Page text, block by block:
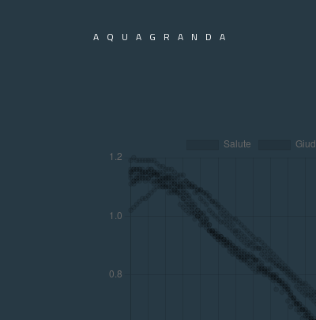
AQUAGRANDA